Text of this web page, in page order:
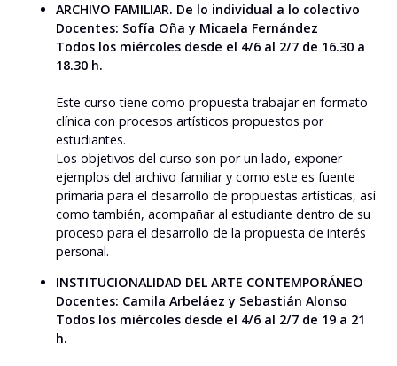
ARCHIVO FAMILIAR. De lo individual a lo colectivo
Docentes: Sofía Oña y Micaela Fernández
Todos los miércoles desde el 4/6 al 2/7 de 16.30 a
18.30 h.
Este curso tiene como propuesta trabajar en formato
clínica con procesos artísticos propuestos por
estudiantes.
Los objetivos del curso son por un lado, exponer
ejemplos del archivo familiar y como este es fuente
primaria para el desarrollo de propuestas artísticas, así
como también, acompañar al estudiante dentro de su
proceso para el desarrollo de la propuesta de interés
personal.
INSTITUCIONALIDAD DEL ARTE CONTEMPORÁNEO
Docentes: Camila Arbeláez y Sebastián Alonso
Todos los miércoles desde el 4/6 al 2/7 de 19 a 21
h.